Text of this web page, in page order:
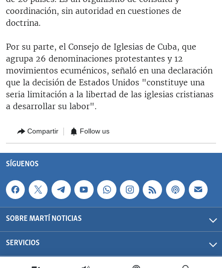
coordinación, sin autoridad en cuestiones de
doctrina.
Por su parte, el Consejo de Iglesias de Cuba, que
agrupa 26 denominaciones protestantes y 12
movimientos ecuménicos, señaló en una declaración
que la decisión de Estados Unidos "constituye una
seria limitación a la libertad de las iglesias cristianas
a desarrollar su labor".
Compartir Follow us
SÍGUENOS
SOBRE MARTÍ NOTICIAS
SERVICIOS